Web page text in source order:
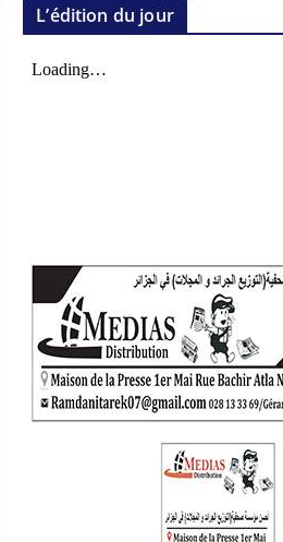
L’édition du jour